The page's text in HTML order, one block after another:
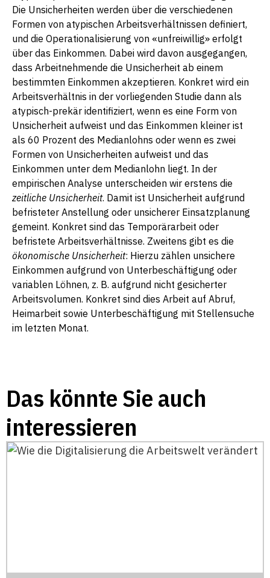
Die Unsicherheiten werden über die verschiedenen
Formen von atypischen Arbeitsverhältnissen definiert,
und die Operationalisierung von «unfreiwillig» erfolgt
über das Einkommen. Dabei wird davon ausgegangen,
dass Arbeitnehmende die Unsicherheit ab einem
bestimmten Einkommen akzeptieren. Konkret wird ein
Arbeitsverhältnis in der vorliegenden Studie dann als
atypisch-prekär identifiziert, wenn es eine Form von
Unsicherheit aufweist und das Einkommen kleiner ist
als 60 Prozent des Medianlohns oder wenn es zwei
Formen von Unsicherheiten aufweist und das
Einkommen unter dem Medianlohn liegt. In der
empirischen Analyse unterscheiden wir erstens die
zeitliche Unsicherheit. Damit ist Unsicherheit aufgrund
befristeter Anstellung oder unsicherer Einsatzplanung
gemeint. Konkret sind das Temporärarbeit oder
befristete Arbeitsverhältnisse. Zweitens gibt es die
ökonomische Unsicherheit: Hierzu zählen unsichere
Einkommen aufgrund von Unterbeschäftigung oder
variablen Löhnen, z. B. aufgrund nicht gesicherter
Arbeitsvolumen. Konkret sind dies Arbeit auf Abruf,
Heimarbeit sowie Unterbeschäftigung mit Stellensuche
im letzten Monat.
Das könnte Sie auch
interessieren